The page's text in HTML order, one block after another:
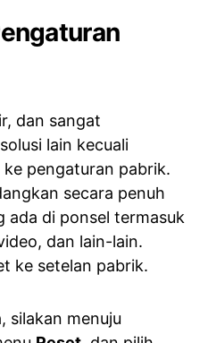
dan sangat
lain kecuali
pengaturan pabrik.
secara penuh
di ponsel termasuk
dan lain-lain.
ke setelan pabrik.
silakan menuju